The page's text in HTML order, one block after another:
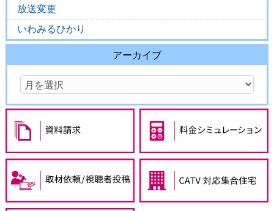
放送変更
いわみるひかり
アーカイブ